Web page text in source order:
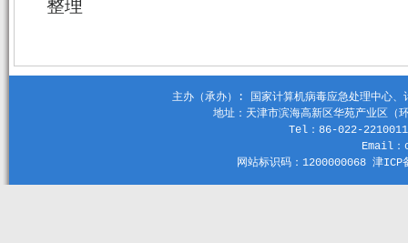
整理
主办（承办）: 国家计算机病毒应急处理中心
地址：天津市滨海高新区华苑产业区
Tel：86-022-
Email
网站标识码：1200000068 津